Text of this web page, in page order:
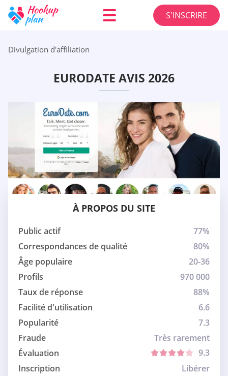
S'INSCRIRE
Divulgation d'affiliation
EURODATE AVIS 2026
À PROPOS DU SITE
Public actif
77%
Correspondances de qualité
80%
Âge populaire
20-36
Profils
970 000
Taux de réponse
88%
Facilité d'utilisation
6.6
Popularité
7.3
Fraude
Très rarement
Évaluation
9.3
Inscription
Libérer